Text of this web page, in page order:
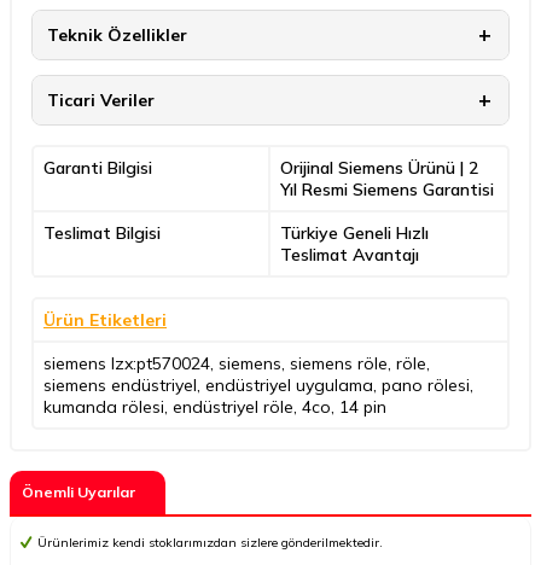
Teknik Özellikler
Ticari Veriler
Garanti Bilgisi
Orijinal Siemens Ürünü | 2
Yıl Resmi Siemens Garantisi
Teslimat Bilgisi
Türkiye Geneli Hızlı
Teslimat Avantajı
Ürün Etiketleri
siemens lzx:pt570024, siemens, siemens röle, röle,
siemens endüstriyel, endüstriyel uygulama, pano rölesi,
kumanda rölesi, endüstriyel röle, 4co, 14 pin
Önemli Uyarılar
Ürünlerimiz kendi stoklarımızdan sizlere gönderilmektedir.